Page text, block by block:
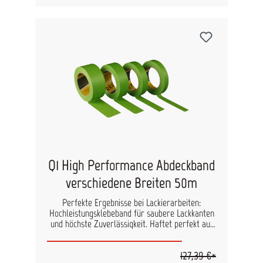
Q1 High Performance Abdeckband
verschiedene Breiten 50m
Perfekte Ergebnisse bei Lackierarbeiten:
Hochleistungsklebeband für saubere Lackkanten
und höchste Zuverlässigkeit. Haftet perfekt auf
gekrümmten Flächen an und lässt sich
rückstandsfrei entfernen. Eigenschaften:
127,39 €*